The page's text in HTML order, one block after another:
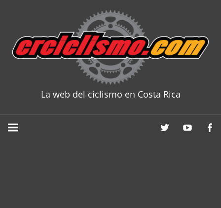
content
La web del ciclismo en Costa Rica